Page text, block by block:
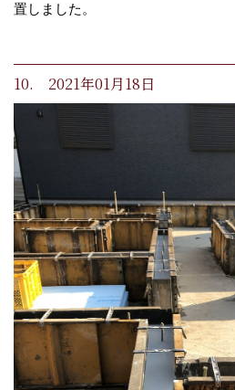
置しました。
10. 2021年01月18日